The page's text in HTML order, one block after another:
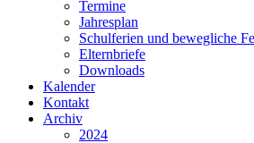
Termine
Jahresplan
Schulferien und bewegliche
Elternbriefe
Downloads
Kalender
Kontakt
Archiv
2024